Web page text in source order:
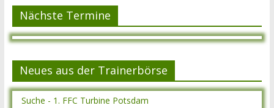
Nächste Termine
Neues aus der Trainerbörse
Suche - 1. FFC Turbine Potsdam